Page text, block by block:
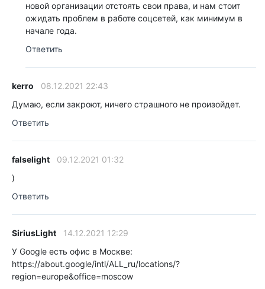
новой организации отстоять свои права, и нам стоит
ожидать проблем в работе соцсетей, как минимум в
начале года.
Ответить
kerro
08.12.2021 22:43
Думаю, если закроют, ничего страшного не произойдет.
Ответить
falselight
09.12.2021 01:32
)
Ответить
SiriusLight
14.12.2021 12:29
У Google есть офис в Москве:
https://about.google/intl/ALL_ru/locations/?
region=europe&office=moscow